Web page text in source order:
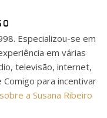
Especializou-se em
em várias
televisão, internet,
Comigo para incentivar
a Susana Ribeiro